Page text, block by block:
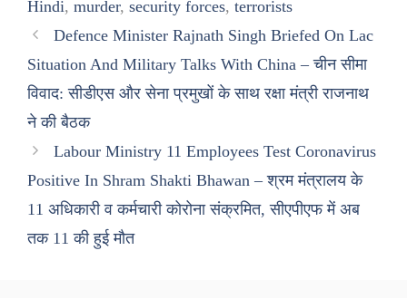
Hindi, murder, security forces, terrorists
Defence Minister Rajnath Singh Briefed On Lac
Situation And Military Talks With China – चीन सीमा
विवाद: सीडीएस और सेना प्रमुखों के साथ रक्षा मंत्री राजनाथ
ने की बैठक
Labour Ministry 11 Employees Test Coronavirus
Positive In Shram Shakti Bhawan – श्रम मंत्रालय के
11 अधिकारी व कर्मचारी कोरोना संक्रमित, सीएपीएफ में अब
तक 11 की हुई मौत